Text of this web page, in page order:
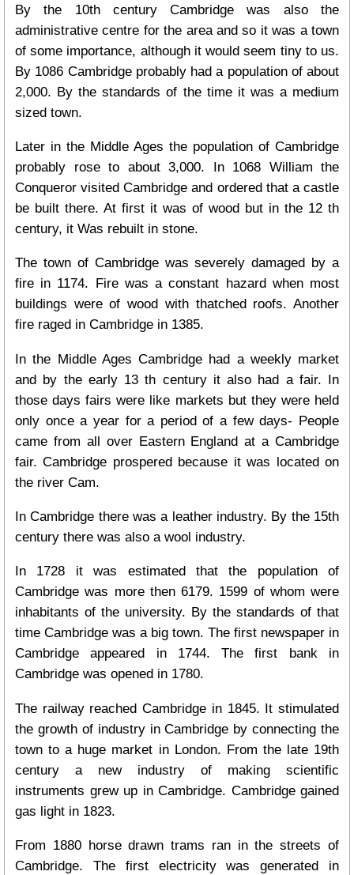
By the 10th century Cambridge was also the
administrative centre for the area and so it was a town
of some importance, although it would seem tiny to us.
By 1086 Cambridge probably had a population of about
2,000. By the standards of the time it was a medium
sized town.
Later in the Middle Ages the population of Cambridge
probably rose to about 3,000. In 1068 William the
Conqueror visited Cambridge and ordered that a castle
be built there. At first it was of wood but in the 12 th
century, it Was rebuilt in stone.
The town of Cambridge was severely damaged by a
fire in 1174. Fire was a constant hazard when most
buildings were of wood with thatched roofs. Another
fire raged in Cambridge in 1385.
In the Middle Ages Cambridge had a weekly market
and by the early 13 th century it also had a fair. In
those days fairs were like markets but they were held
only once a year for a period of a few days- People
came from all over Eastern England at a Cambridge
fair. Cambridge prospered because it was located on
the river Cam.
In Cambridge there was a leather industry. By the 15th
century there was also a wool industry.
In 1728 it was estimated that the population of
Cambridge was more then 6179. 1599 of whom were
inhabitants of the university. By the standards of that
time Cambridge was a big town. The first newspaper in
Cambridge appeared in 1744. The first bank in
Cambridge was opened in 1780.
The railway reached Cambridge in 1845. It stimulated
the growth of industry in Cambridge by connecting the
town to a huge market in London. From the late 19th
century a new industry of making scientific
instruments grew up in Cambridge. Cambridge gained
gas light in 1823.
From 1880 horse drawn trams ran in the streets of
Cambridge. The first electricity was generated in